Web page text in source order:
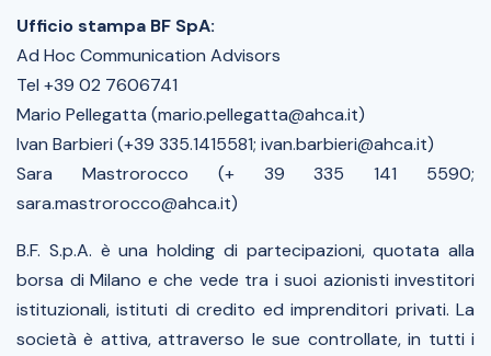
Ufficio stampa BF SpA:
Ad Hoc Communication Advisors
Tel +39 02 7606741
Mario Pellegatta (mario.pellegatta@ahca.it)
Ivan Barbieri (+39 335.1415581; ivan.barbieri@ahca.it)
Sara Mastrorocco (+ 39 335 141 5590;
sara.mastrorocco@ahca.it)
B.F. S.p.A. è una holding di partecipazioni, quotata alla
borsa di Milano e che vede tra i suoi azionisti investitori
istituzionali, istituti di credito ed imprenditori privati. La
società è attiva, attraverso le sue controllate, in tutti i